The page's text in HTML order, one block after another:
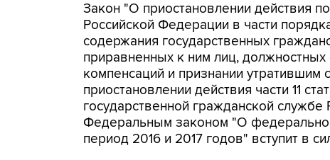
Закон "О приостановлении действия
Российской Федерации в части
содержания государственных
приравненных к ним лиц,
компенсаций и признании
приостановлении действия части 11
государственной гражданской
Федеральным законом "О
период 2016 и 2017 годов" вступит в